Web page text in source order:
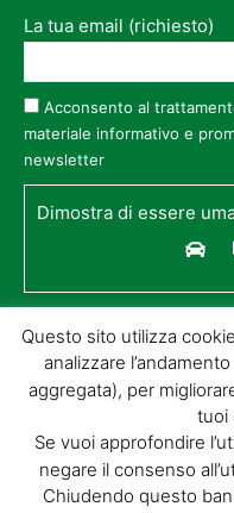
La tua email (richiesto)
Acconsento al
materiale informativo e
newsletter
Dimostra di essere
© GIORGIO
Questo sito utilizza
analizzare
aggregata), per
tuoi
Se vuoi approfondire
negare il consenso
Chiudendo questo